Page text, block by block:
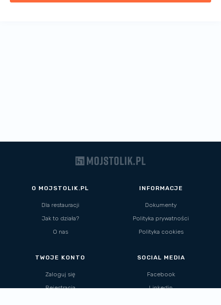
O MOJSTOLIK.PL
Dla restauracji
Jak to działa?
O nas
INFORMACJE
Dokumenty
Polityka prywatności
Polityka cookies
TWOJE KONTO
Zaloguj się
Rejestracja
SOCIAL MEDIA
Facebook
Linkedin